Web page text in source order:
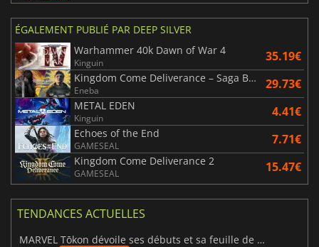
ÉGALEMENT PUBLIÉ PAR DEEP SILVER
Warhammer 40k Dawn of War 4
Kinguin 35.19€
Kingdom Come Deliverance – Saga Bundle
Eneba 29.73€
METAL EDEN
Kinguin 4.41€
Echoes of the End
GAMESEAL 7.71€
Kingdom Come Deliverance 2
GAMESEAL 15.47€
TENDANCES ACTUELLES
MARVEL Tōkon dévoile ses débuts et sa feuille de route